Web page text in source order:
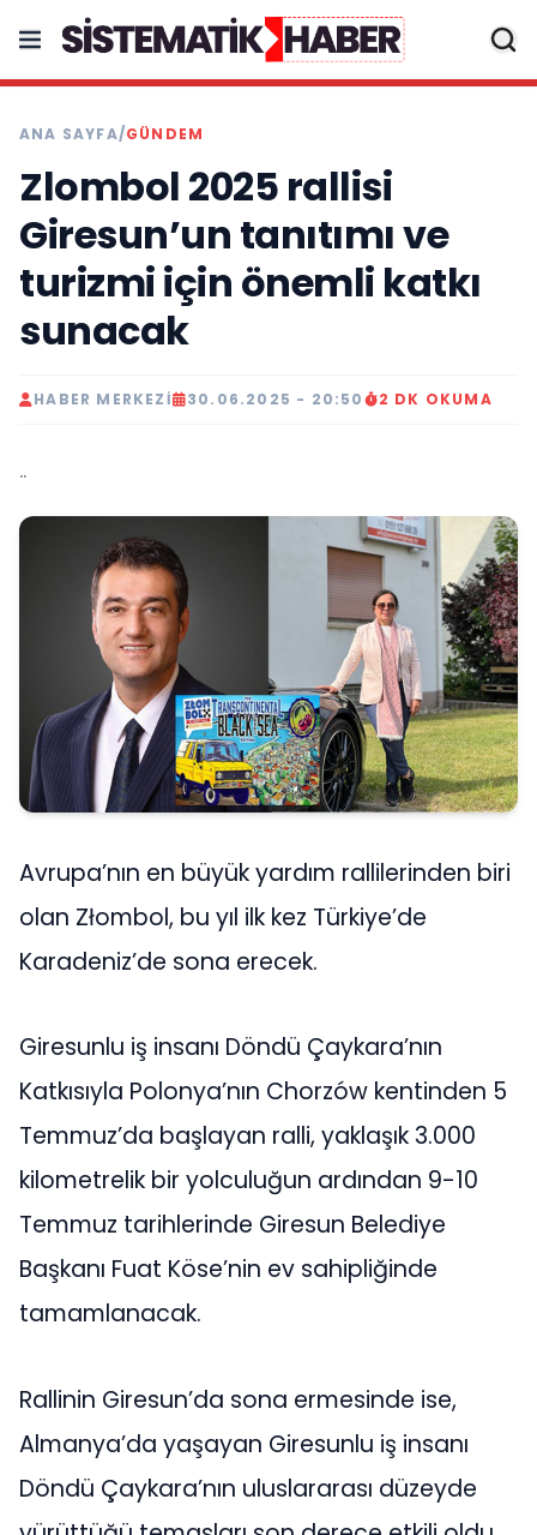
ANA SAYFA/GÜNDEM
Zlombol 2025 rallisi
Giresun’un tanıtımı ve
turizmi için önemli katkı
sunacak
HABER MERKEZI 30.06.2025 - 20:50 2 DK OKUMA
..
Avrupa’nın en büyük yardım rallilerinden biri
olan Złombol, bu yıl ilk kez Türkiye’de
Karadeniz’de sona erecek.
Giresunlu iş insanı Döndü Çaykara’nın
Katkısıyla Polonya’nın Chorzów kentinden 5
Temmuz’da başlayan ralli, yaklaşık 3.000
kilometrelik bir yolculuğun ardından 9-10
Temmuz tarihlerinde Giresun Belediye
Başkanı Fuat Köse’nin ev sahipliğinde
tamamlanacak.
Rallinin Giresun’da sona ermesinde ise,
Almanya’da yaşayan Giresunlu iş insanı
Döndü Çaykara’nın uluslararası düzeyde